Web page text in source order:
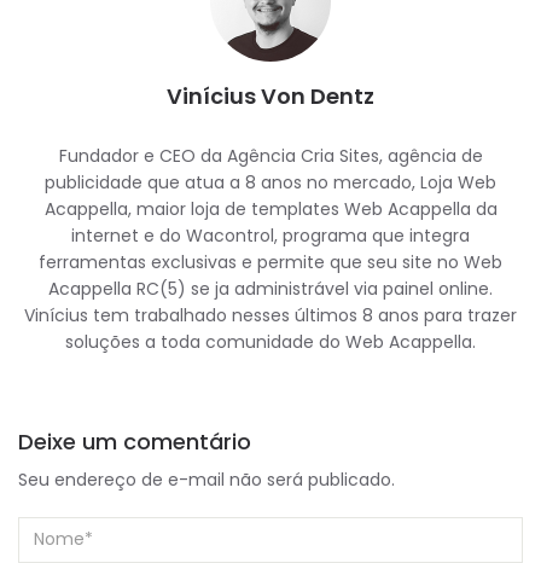
Vinícius Von Dentz
Fundador e CEO da Agência Cria Sites, agência de
publicidade que atua a 8 anos no mercado, Loja Web
Acappella, maior loja de templates Web Acappella da
internet e do Wacontrol, programa que integra
ferramentas exclusivas e permite que seu site no Web
Acappella RC(5) se ja administrável via painel online.
Vinícius tem trabalhado nesses últimos 8 anos para trazer
soluções a toda comunidade do Web Acappella.
Deixe um comentário
Seu endereço de e-mail não será publicado.